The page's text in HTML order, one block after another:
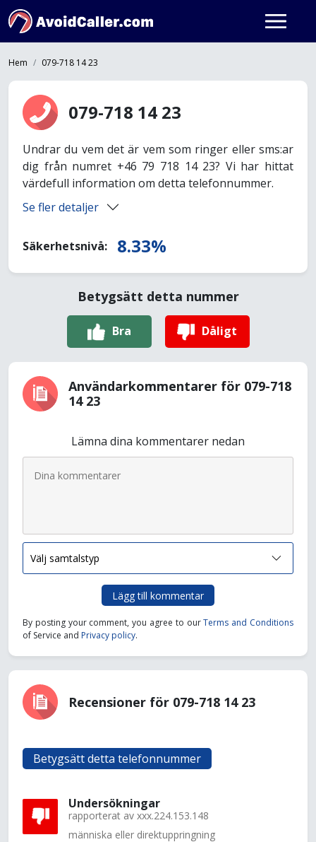
Hem 079-718 14 23
079-718 14 23
Undrar du vem det är vem som ringer eller sms:ar
dig från numret +46 79 718 14 23? Vi har hittat
värdefull information om detta telefonnummer.
Se fler detaljer
Säkerhetsnivå: 8.33%
Betygsätt detta nummer
Bra Dåligt
Användarkommentarer för 079-718
14 23
Lämna dina kommentarer nedan
Lägg till kommentar
By posting your comment, you agree to ourTerms and Conditions
of Service and Privacy policy.
Recensioner för 079-718 14 23
Betygsätt detta telefonnummer
Undersökningar
rapporterat av xxx.224.153.148
människa eller direktuppringning